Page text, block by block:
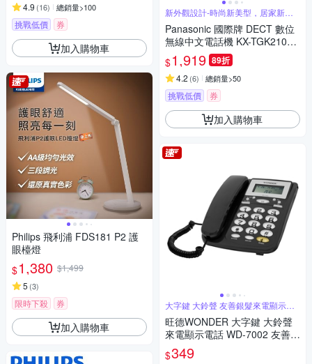
4.9 (16) 總銷量>100
挑戰低價 券
加入購物車
Philips 飛利浦 FDS181 P2 護
眼檯燈
$1,380 $1,499
5 (3)
限時下殺 券
加入購物車
新外觀設計-時尚新美型，居家新選
擇
Panasonic 國際牌 DECT 數位
無線中文電話機 KX-TGK210T
W
$1,919 89折
4.2 (6) 總銷量>50
挑戰低價 券
加入購物車
大字鍵 大鈴聲 友善銀髮來電顯示電
話
旺德WONDER 大字鍵 大鈴聲
來電顯示電話 WD-7002 友善銀
髮
$349